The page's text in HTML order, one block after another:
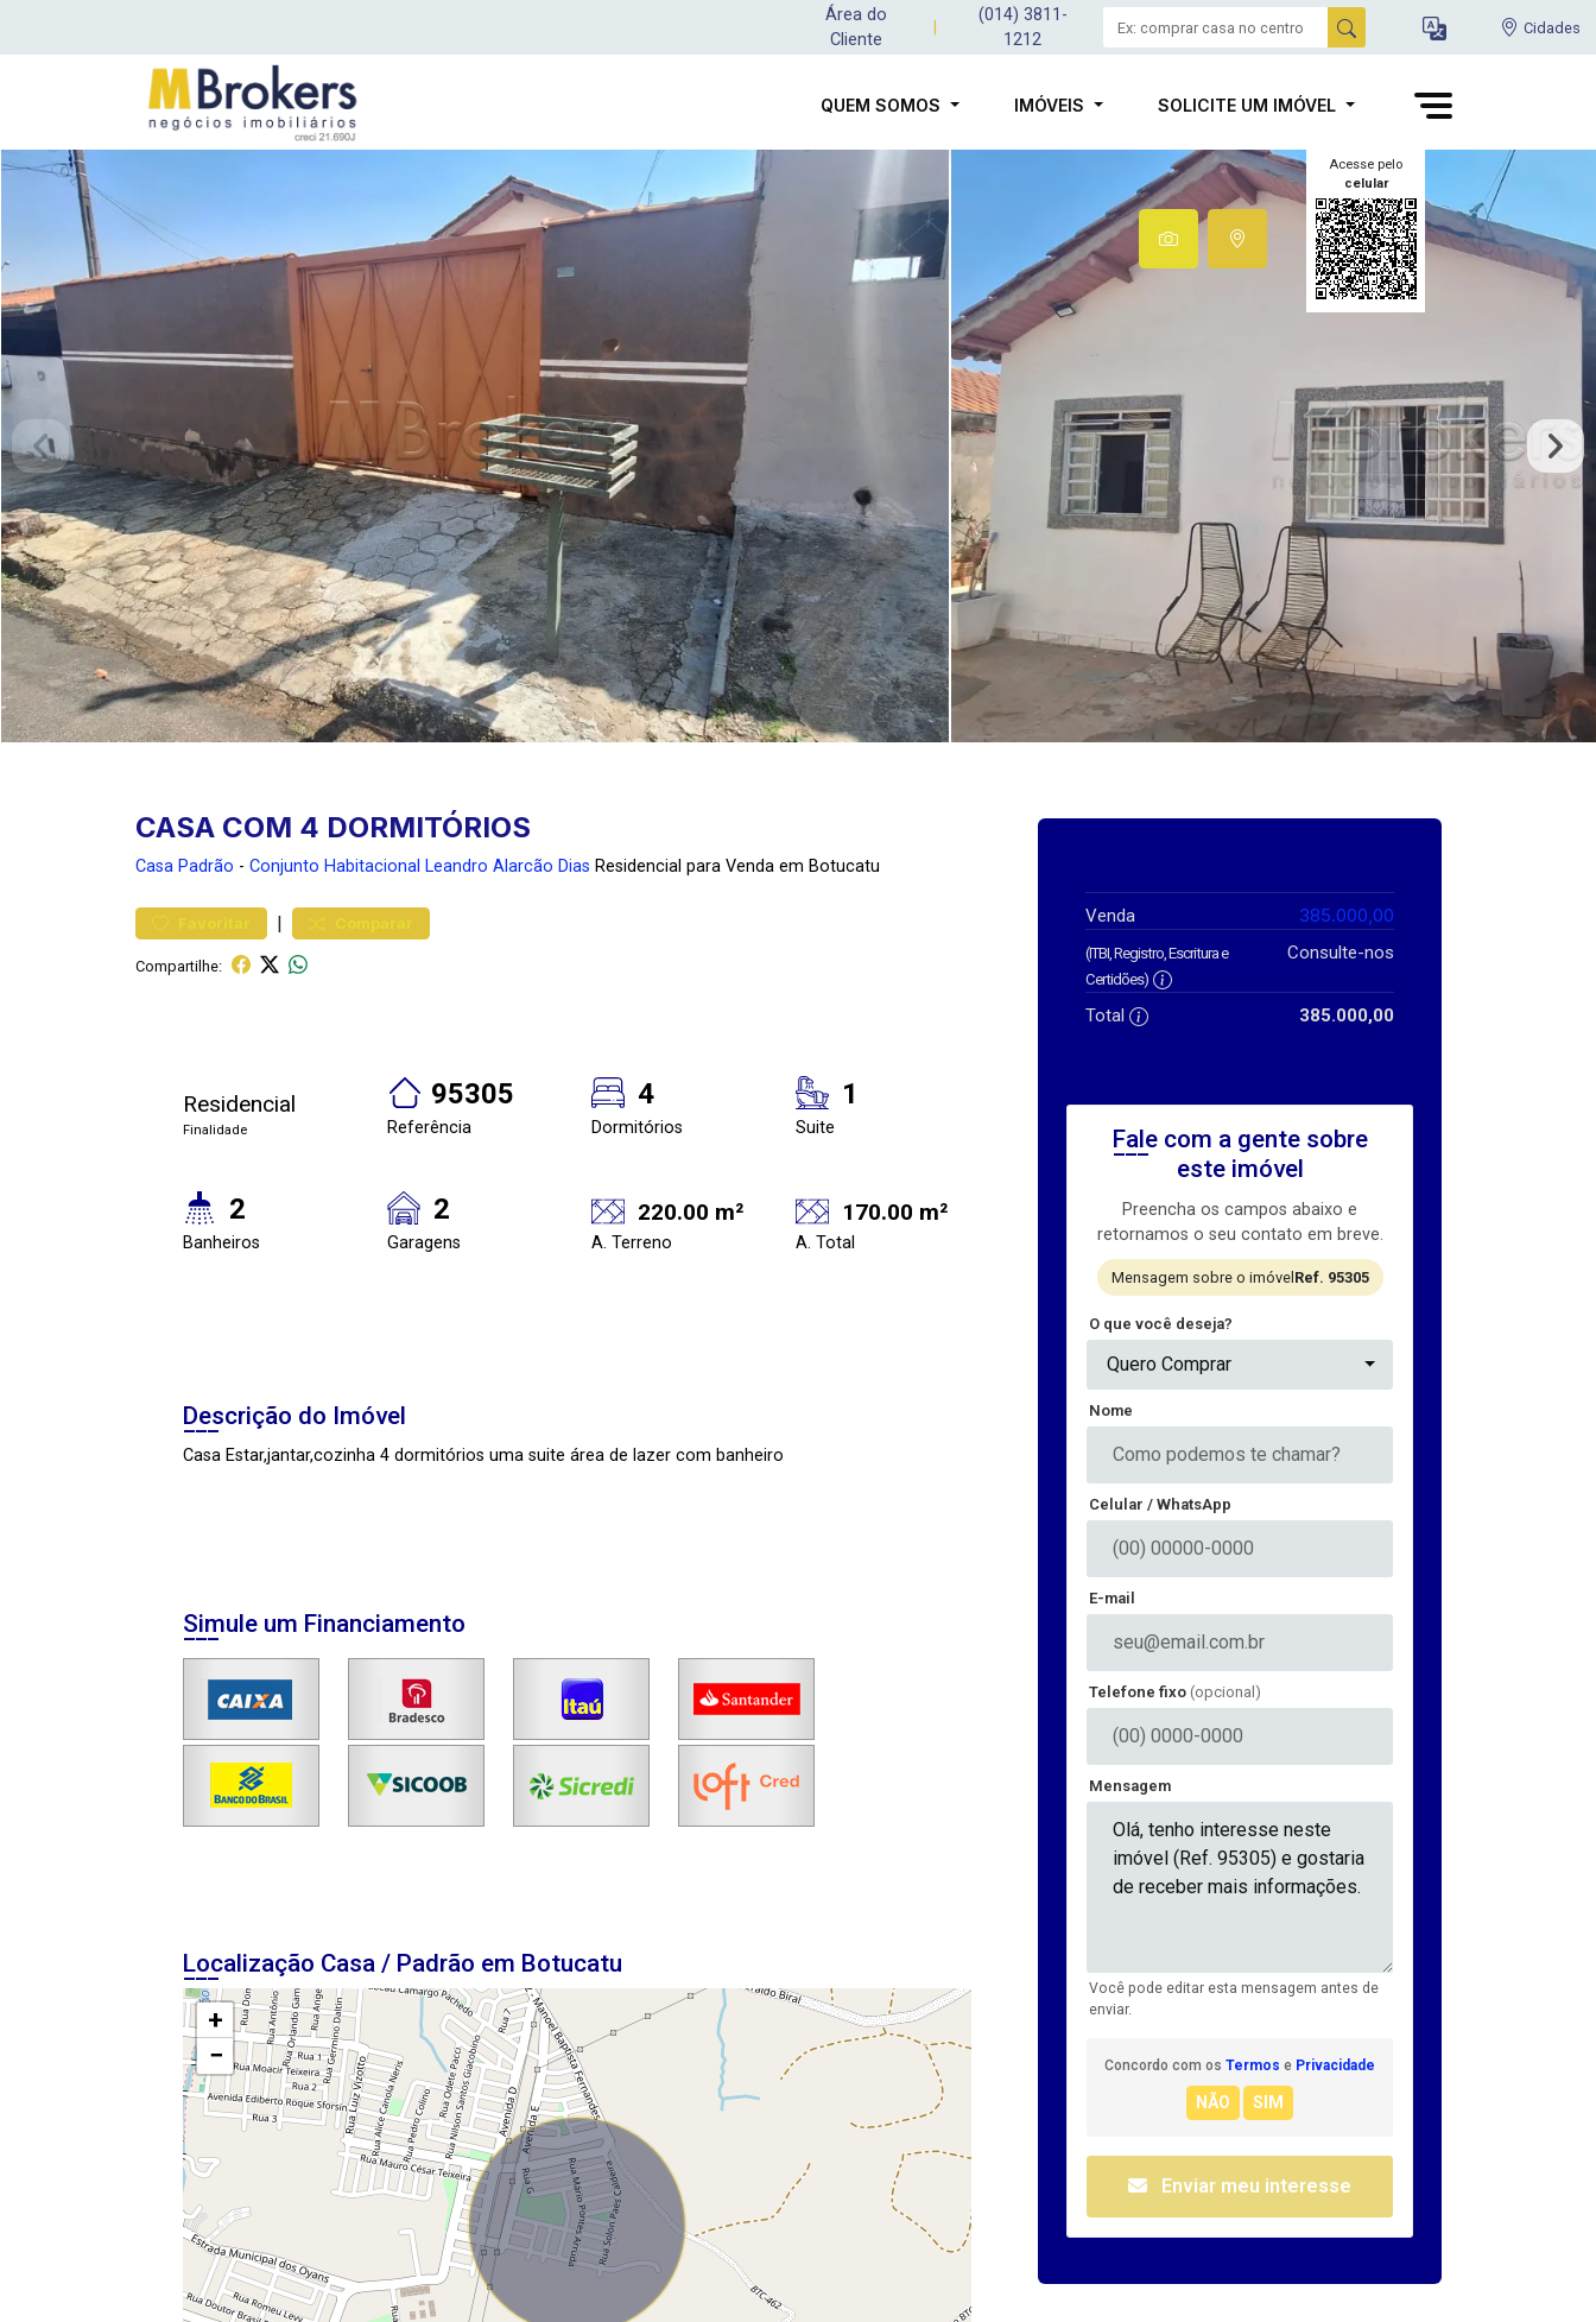
Área do
Cliente
(014) 3811-
1212
Cidades
QUEM SOMOS IMÓVEIS SOLICITE UM IMÓVEL
Acesse pelo
celular
CASA COM 4 DORMITÓRIOS
Casa Padrão - Conjunto Habitacional Leandro Alarcão Dias Residencial para Venda em Botucatu
Favoritar | Comparar
Compartilhe:
Residencial
Finalidade
95305
Referência
4
Dormitórios
1
Suite
2
Banheiros
2
Garagens
220.00 m²
A. Terreno
170.00 m²
A. Total
Descrição do Imóvel
Casa Estar,jantar,cozinha 4 dormitórios uma suite área de lazer com banheiro
Simule um Financiamento
Localização Casa / Padrão em Botucatu
+
−
Venda 385.000,00
(ITBI, Registro, Escritura e
Certidões)
Consulte-nos
Total 385.000,00
Fale com a gente sobre
este imóvel
Preencha os campos abaixo e
retornamos o seu contato em breve.
Mensagem sobre o imóvel Ref. 95305
O que você deseja?
Quero Comprar
Nome
Celular / WhatsApp
E-mail
Telefone fixo (opcional)
Mensagem
Você pode editar esta mensagem antes de
enviar.
Concordo com os Termos e Privacidade
Enviar meu interesse